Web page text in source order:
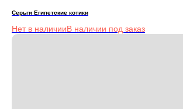
Серьги Египетские котики
Нет в наличии